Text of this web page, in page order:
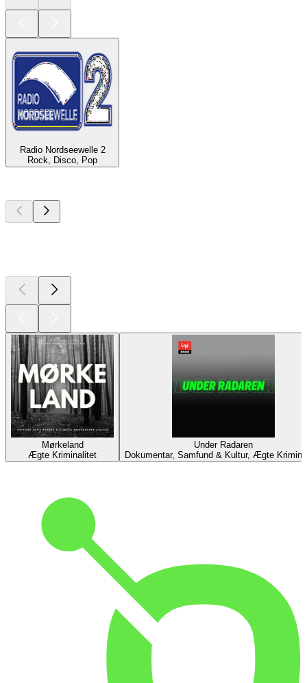
Radio Nordseewelle 2
Rock, Disco, Pop
Mørkeland
Ægte Kriminalitet
Under Radaren
Dokumentar, Samfund & Kultur, Ægte